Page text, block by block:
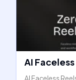
AI
AI Faceless